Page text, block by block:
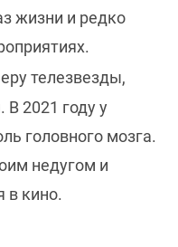
жизни и редко
телезвезды,
В 2021 году у
головного мозга.
недугом и
в кино.